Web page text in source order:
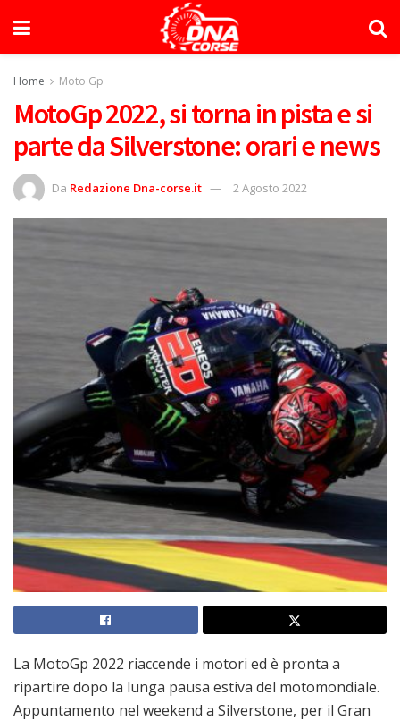
Home Moto Gp
MotoGp 2022, si torna in pista e si
parte da Silverstone: orari e news
Da Redazione Dna-corse.it 2 Agosto 2022
La MotoGp 2022 riaccende i motori ed è pronta a
ripartire dopo la lunga pausa estiva del motomondiale.
Appuntamento nel weekend a Silverstone, per il Gran